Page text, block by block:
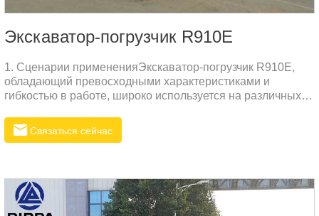
Экскаватор-погрузчик R910E
1. Сценарии примененияЭкскаватор-погрузчик R910E,
обладающий превосходными характеристиками и
гибкостью в работе, широко используется на различных
промышленности, в водном хозяйстве и в других сферах.
В узких и сложных условиях эксплуатации экскаватор-
функциям. Будь то земляные работы, погрузка,
транспортировка или планировка, экскаватор-погрузчик
R910E может обеспечить эффективную и стабильную
Связаться сейчас